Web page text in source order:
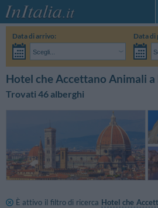
Data di arrivo:
Scegli...
Data di
Hotel che Accettano Animali a
Trovati 46 alberghi
È attivo il filtro di ricerca Hotel che